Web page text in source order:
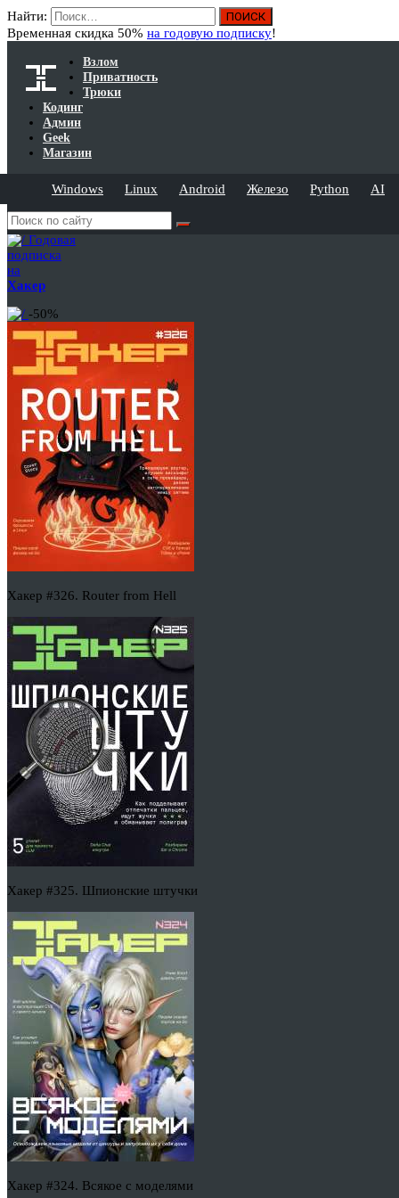
Найти:
Временная скидка 50% на годовую подписку!
Взлом
Приватность
Трюки
Кодинг
Админ
Geek
Магазин
Windows Linux Android Железо Python AI
Годовая
подписка
на
Хакер
-50%
Хакер #326. Router from Hell
Хакер #325. Шпионские штучки
Хакер #324. Всякое с моделями